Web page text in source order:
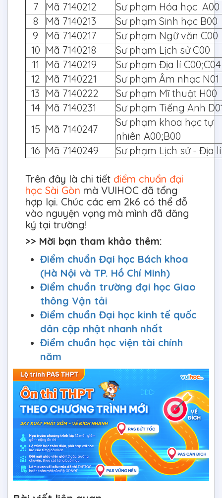
7
Mã 7140212
Sư phạm Hóa học
8
Mã 7140213
Sư phạm Sinh học B00
9
Mã 7140217
Sư phạm Ngữ văn C00
10 Mã 7140218
Sư phạm Lịch sử C00
11
Mã 7140219
Sư phạm Địa lí
12 Mã 7140221
Sư phạm Âm nhạc N01
13 Mã 7140222
Sư phạm Mĩ thuật
14 Mã 7140231
Sư phạm Tiếng Anh
15 Mã 7140247
Sư phạm khoa học tự
nhiên A00;B00
16 Mã 7140249 Sư phạm Lịch sử - Địa
Trên đây là chi tiết điểm chuẩn đại
học Sài Gòn mà VUIHOC đã tổng
hợp lại. Chúc các em 2k6 có thể đỗ
vào nguyện vọng mà mình đã đăng
ký tại trường!
>> Mời bạn tham khảo thêm:
Điểm chuẩn Đại học Bách khoa
(Hà Nội và TP. Hồ Chí Minh)
Điểm chuẩn trường đại học Giao
thông Vận tải
Điểm chuẩn Đại học kinh tế quốc
dân cập nhật nhanh nhất
Điểm chuẩn học viện tài chính
năm